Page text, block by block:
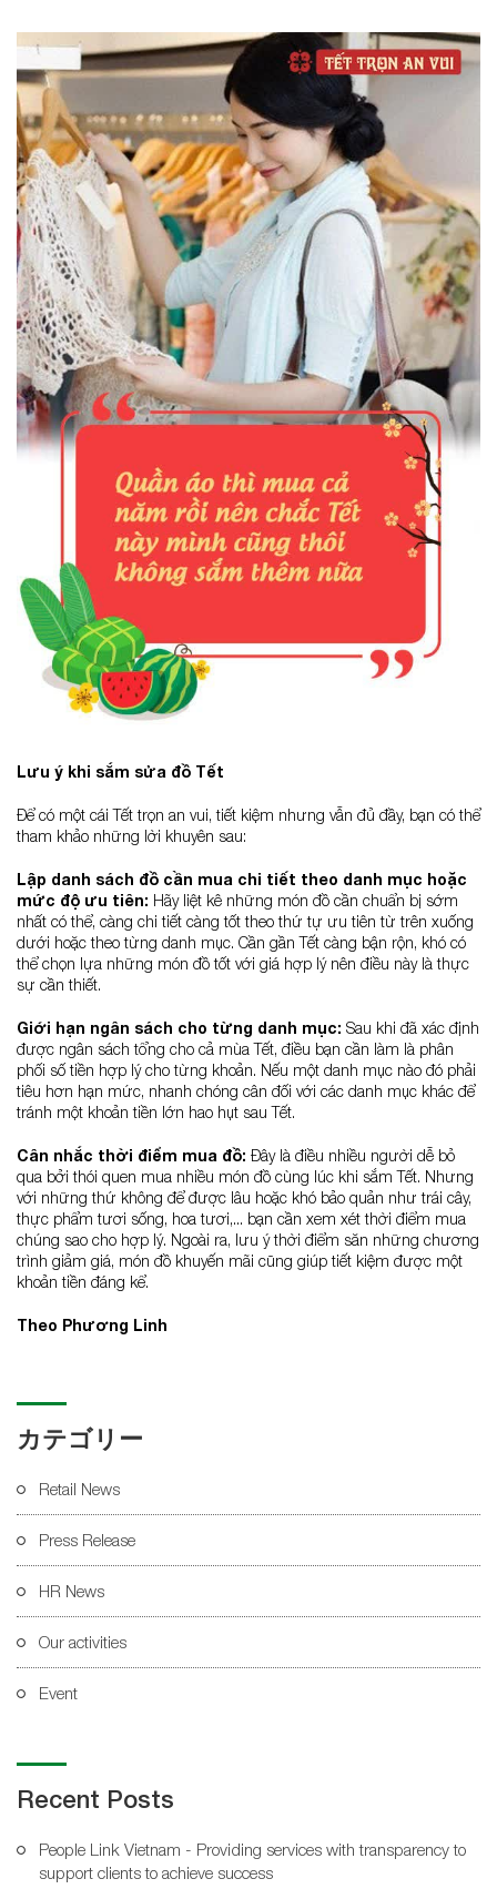
Lưu ý khi sắm sửa đồ Tết
Để có một cái Tết trọn an vui, tiết kiệm nhưng vẫn đủ đầy, bạn có thể
tham khảo những lời khuyên sau:
Lập danh sách đồ cần mua chi tiết theo danh mục hoặc
mức độ ưu tiên: Hãy liệt kê những món đồ cần chuẩn bị sớm
nhất có thể, càng chi tiết càng tốt theo thứ tự ưu tiên từ trên xuống
dưới hoặc theo từng danh mục. Cần gần Tết càng bận rộn, khó có
thể chọn lựa những món đồ tốt với giá hợp lý nên điều này là thực
sự cần thiết.
Giới hạn ngân sách cho từng danh mục: Sau khi đã xác định
được ngân sách tổng cho cả mùa Tết, điều bạn cần làm là phân
phối số tiền hợp lý cho từng khoản. Nếu một danh mục nào đó phải
tiêu hơn hạn mức, nhanh chóng cân đối với các danh mục khác để
tránh một khoản tiền lớn hao hụt sau Tết.
Cân nhắc thời điểm mua đồ: Đây là điều nhiều người dễ bỏ
qua bởi thói quen mua nhiều món đồ cùng lúc khi sắm Tết. Nhưng
với những thứ không để được lâu hoặc khó bảo quản như trái cây,
thực phẩm tươi sống, hoa tươi,... bạn cần xem xét thời điểm mua
chúng sao cho hợp lý. Ngoài ra, lưu ý thời điểm săn những chương
trình giảm giá, món đồ khuyến mãi cũng giúp tiết kiệm được một
khoản tiền đáng kể.
Theo Phương Linh
カテゴリー
Retail News
Press Release
HR News
Our activities
Event
Recent Posts
People Link Vietnam - Providing services with transparency to
support clients to achieve success